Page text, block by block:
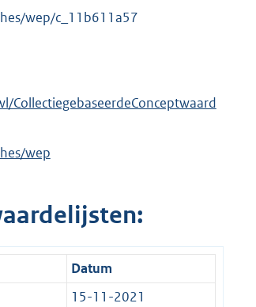
wep/c_11b611a57
wep
Datum
15-11-2021